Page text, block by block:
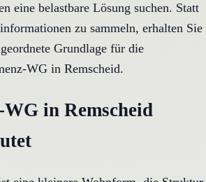
eine belastbare Lösung suchen. Statt
zu sammeln, erhalten Sie
Grundlage für die
WG in Remscheid.
WG in Remscheid